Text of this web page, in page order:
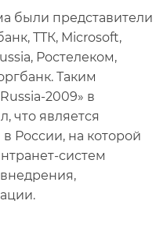
были представители
ТТК, Microsoft,
Ростелеком,
Таким
2009» в
что является
России, на которой
систем